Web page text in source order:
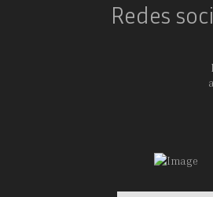
Redes